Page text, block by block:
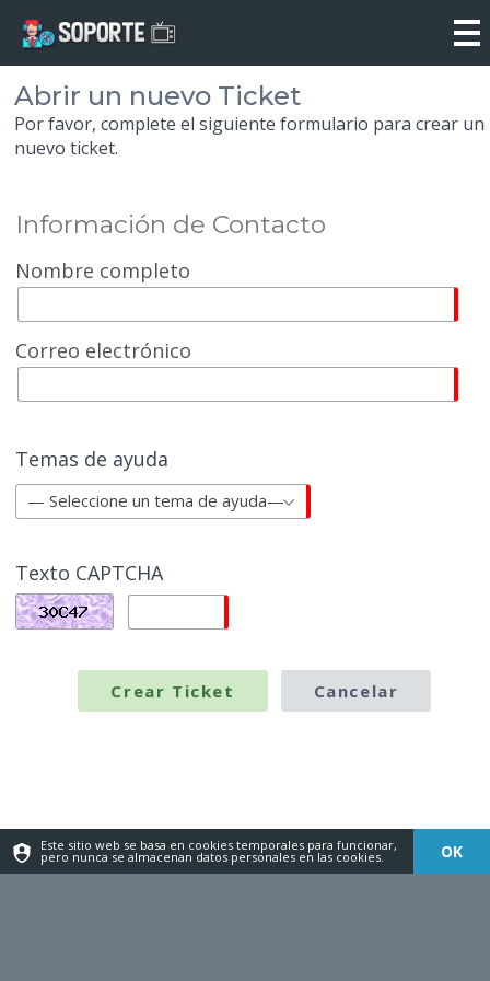
Abrir un nuevo Ticket
Por favor, complete el siguiente formulario para crear un
nuevo ticket.
Información de Contacto
Nombre completo
Correo electrónico
Temas de ayuda
— Seleccione un tema de ayuda—
Texto CAPTCHA
Este sitio web se basa en cookies temporales para funcionar,
pero nunca se almacenan datos personales en las cookies. OK